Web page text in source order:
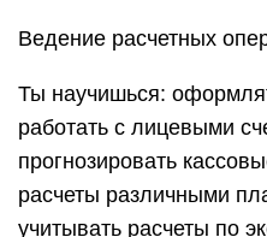
Ведение расчетных
Ты научишься:
работать с лицевыми
прогнозировать
расчеты различными
учитывать расчеты по